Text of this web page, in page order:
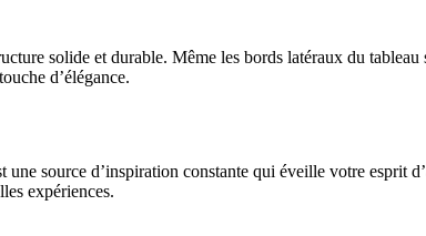
solide et durable. Même les bords latéraux du
d’élégance.
source d’inspiration constante qui éveille votre esprit
expériences.